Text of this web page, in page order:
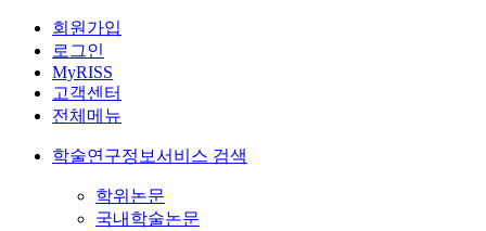
회원가입
로그인
MyRISS
고객센터
전체메뉴
학술연구정보서비스 검색
학위논문
국내학술논문